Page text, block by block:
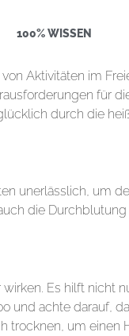
100% WISSEN
Aktivitäten im
für
durch die
unerlässlich, um
die
Es hilft nicht
achte darauf,
trocknen, um einen